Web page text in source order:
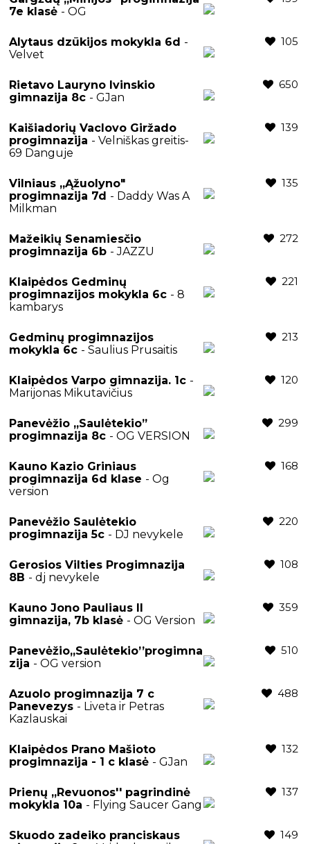
7e klasė - OG
Alytaus dzūkijos mokykla 6d -
Velvet
105
Rietavo Lauryno Ivinskio
gimnazija 8c - GJan
650
Kaišiadorių Vaclovo Giržado
progimnazija - Velniškas greitis-
69 Danguje
139
Vilniaus „Ąžuolyno"
progimnazija 7d - Daddy Was A
Milkman
135
Mažeikių Senamiesčio
progimnazija 6b - JAZZU
272
Klaipėdos Gedminų
progimnazijos mokykla 6c - 8
kambarys
221
Gedminų progimnazijos
mokykla 6c - Saulius Prusaitis
213
Klaipėdos Varpo gimnazija. 1c -
Marijonas Mikutavičius
120
Panevėžio ,,Saulėtekio”
progimnazija 8c - OG VERSION
299
Kauno Kazio Griniaus
progimnazija 6d klase - Og
version
168
Panevėžio Saulėtekio
progimnazija 5c - DJ nevykele
220
Gerosios Vilties Progimnazija
8B - dj nevykele
108
Kauno Jono Pauliaus II
gimnazija, 7b klasė - OG Version
359
Panevėžio,,Saulėtekio’’progimna
zija - OG version
510
Azuolo progimnazija 7 c
Panevezys - Liveta ir Petras
Kazlauskai
488
Klaipėdos Prano Mašioto
progimnazija - 1 c klasė - GJan
132
Prienų ,,Revuonos'' pagrindinė
mokykla 10a - Flying Saucer Gang
137
Skuodo zadeiko pranciskaus
149